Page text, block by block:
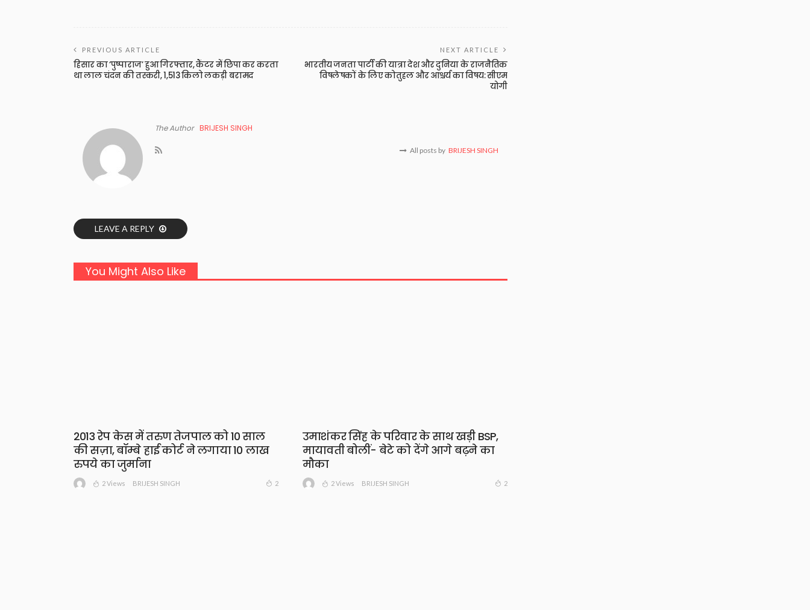
PREVIOUS ARTICLE
हिसार का ‘पुष्पाराज’ हुआ गिरफ्तार, कैंटर में छिपा कर करता
था लाल चंदन की तस्करी, 1,513 किलो लकड़ी बरामद
NEXT ARTICLE
भारतीय जनता पार्टी की यात्रा देश और दुनिया के राजनैतिक
विषलेषकों के लिए कोतुहल और आश्चर्य का विषय: सीएम
योगी
The Author BRIJESH SINGH
All posts by BRIJESH SINGH
LEAVE A REPLY
You Might Also Like
2013 रेप केस में तरुण तेजपाल को 10 साल
की सज़ा, बॉम्बे हाई कोर्ट ने लगाया 10 लाख
रुपये का जुर्माना
2 Views BRIJESH SINGH 2
उमाशंकर सिंह के परिवार के साथ खड़ी BSP,
मायावती बोलीं- बेटे को देंगे आगे बढ़ने का
मौका
2 Views BRIJESH SINGH 2